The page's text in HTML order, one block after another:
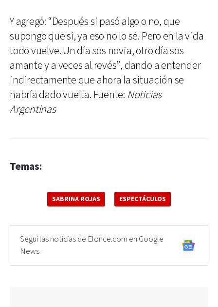
Y agregó: “Después si pasó algo o no, que
supongo que sí, ya eso no lo sé. Pero en la vida
todo vuelve. Un día sos novia, otro día sos
amante y a veces al revés”, dando a entender
indirectamente que ahora la situación se
habría dado vuelta. Fuente: Noticias
Argentinas
Temas:
SABRINA ROJAS ESPECTÁCULOS
Seguí las noticias de Elonce.com en Google
News